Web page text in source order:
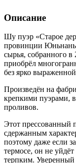
Описание
Шу пуэр «Старое
провинции
сырья, собранного
приобрёл
без ярко
Произведён на
крепкими пуэрами,
проливов.
Этот прессованный
сдержанным
поэтому даже если
термосе, он не
терпким.